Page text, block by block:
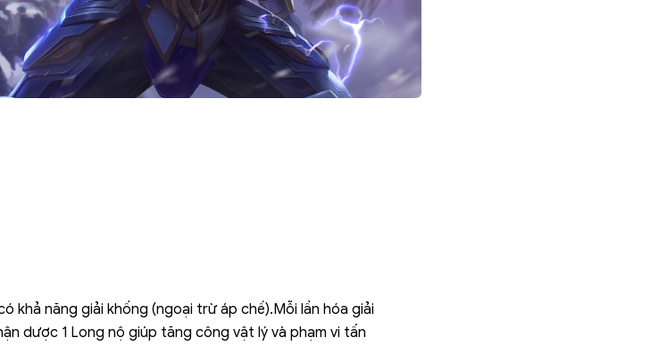
khả năng giải khống (ngoại trừ áp chế).Mỗi lần hóa giải
dược 1 Long nộ giúp tăng công vật lý và phạm vi tấn